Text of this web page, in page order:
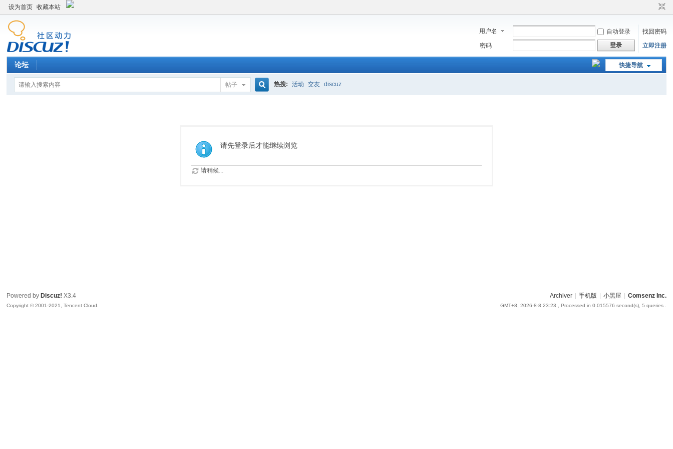
设为首页 收藏本站
用户名 自动登录
找回密码
密码
登录 立即注册
快捷导航
论坛
帖子
索
热搜: 活动 交友 discuz
请先登录后才能继续浏览
请稍候...
Archiver 手机版 小黑屋 Comsenz Inc.
GMT+8, 2026-8-8 23:23 , Processed in 0.015576 second(s), 5 queries .
Powered by Discuz! X3.4
Copyright © 2001-2021, Tencent Cloud.